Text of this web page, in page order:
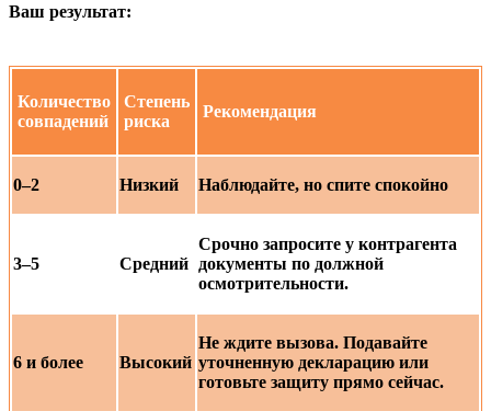
Ваш результат:
Количество
совпадений
Степень
риска
Рекомендация
0–2 Низкий Наблюдайте, но спите спокойно
3–5 Средний
Срочно запросите у контрагента
документы по должной
осмотрительности.
6 и более Высокий
Не ждите вызова. Подавайте
уточненную декларацию или
готовьте защиту прямо сейчас.